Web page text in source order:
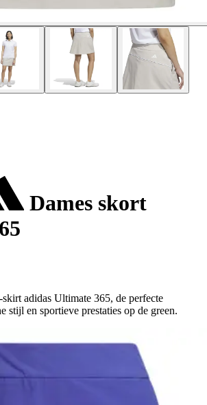
Dames skort
adidas Ultimate 365, de perfecte
stijl en sportieve prestaties op de green.